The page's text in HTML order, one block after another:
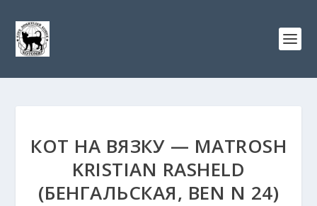
КОТ НА ВЯЗКУ — MATROSH
KRISTIAN RASHELD
(БЕНГАЛЬСКАЯ, BEN N 24)